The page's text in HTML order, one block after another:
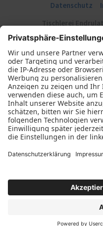
Datenschutz
Tischlerei